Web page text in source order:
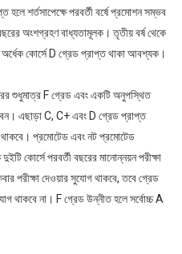
শর্তসাপেক্ষে পরবর্তী বর্ষে প্রমোশন সম্ভব
অংশগ্রহণ বাধ্যতামূলক। তৃতীয় বর্ষ থেকে
অর্ধেক কোর্সে D গ্রেড প্রাপ্ত থাকা আবশ্যক।
বছরের শুধুমাত্র F গ্রেড এবং একটি অনুপস্থিত
এছাড়া C, C+ এবং D গ্রেড প্রাপ্ত
থাকবে। প্রমোটেড এবং নট প্রমোটেড
কোর্সে পরবর্তী বছরের মানোন্নয়ন পরীক্ষা
পরীক্ষা দেওয়ার সুযোগ থাকবে, তবে গ্রেড
থাকবে না। F গ্রেড উন্নীত হলে সর্বোচ্চ A